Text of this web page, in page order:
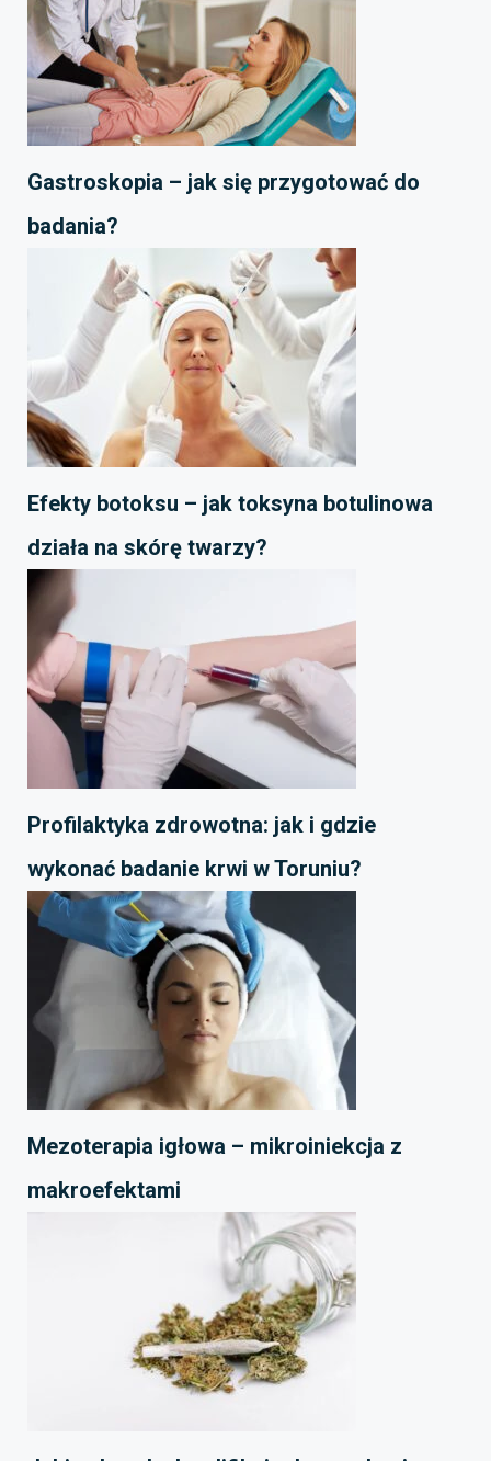
Gastroskopia – jak się przygotować do
badania?
Efekty botoksu – jak toksyna botulinowa
działa na skórę twarzy?
Profilaktyka zdrowotna: jak i gdzie
wykonać badanie krwi w Toruniu?
Mezoterapia igłowa – mikroiniekcja z
makroefektami